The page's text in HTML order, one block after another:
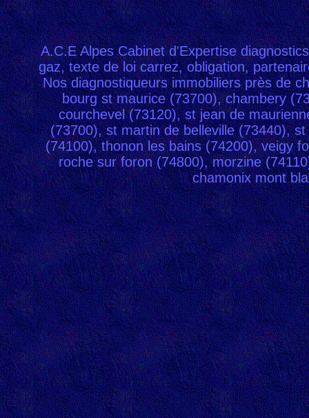
samuel
annuaire
spider
annuaire
toniouno
annuaire
annuaire
marc5568
annuaire
motelon
gratuit
annuaire
gratuit
annuaire
A.C.E Alpes Cabinet d'Expertise
gaz,texte de loi carrez,obligation,
Nos diagnostiqueurs immobiliers près de
bourg st maurice (73700), chambery
courchevel (73120), st jean de
(73700), st martin de belleville (73440),
(74100), thonon les bains (74200), veigy
roche sur foron (74800), morzine
chamonix mont